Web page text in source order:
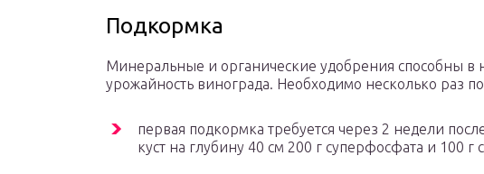
Подкормка
Минеральные и органические удобрения способны в
урожайность винограда. Необходимо несколько раз
первая подкормка требуется через 2 недели
куст на глубину 40 см 200 г суперфосфата и 100 г